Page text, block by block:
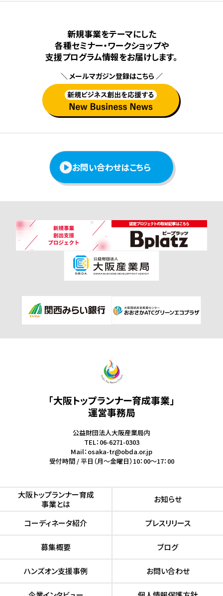
新規事業をテーマにした
各種セミナー・ワークショップや
⽀援プログラム情報をお届けします。
＼ メールマガジン登録はこちら ／
お問い合わせはこちら
「大阪トップランナー育成事業」
運営事務局
公益財団法人大阪産業局内
TEL：06-6271-0303
Mail：osaka-tr@obda.or.jp
受付時間 / 平日（月～金曜日）10：00～17：00
⼤阪トップランナー育成
事業とは
お知らせ
コーディネータ紹介 プレスリリース
募集概要 ブログ
ハンズオン⽀援事例 お問い合わせ